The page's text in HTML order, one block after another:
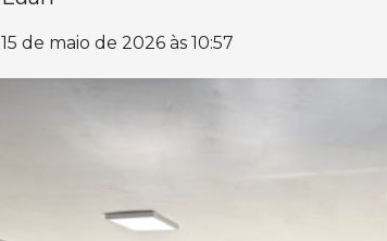
15 de maio de 2026 às 10:57